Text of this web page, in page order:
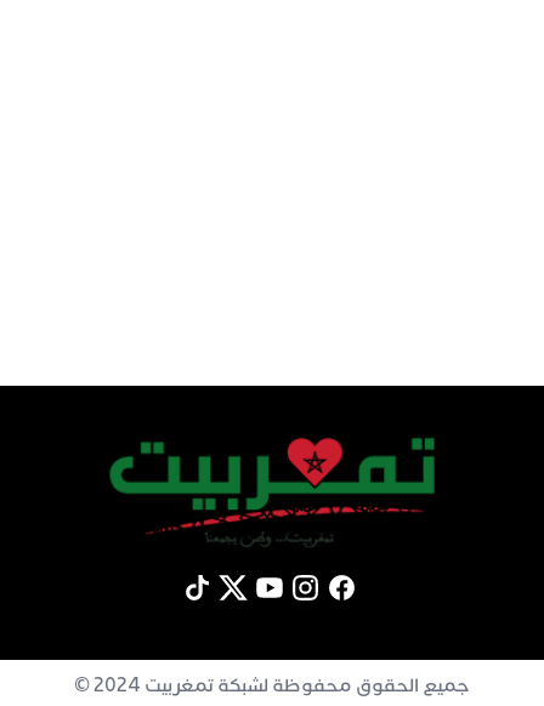
جميع الحقوق محفوظة لشبكة تمغربيت 2024 ©